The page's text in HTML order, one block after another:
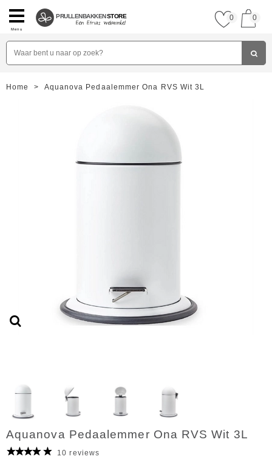
Menu
PRULLENBAKKENSTORE 0 0
Home > Aquanova Pedaalemmer Ona RVS Wit 3L
Aquanova Pedaalemmer Ona RVS Wit 3L
10 reviews